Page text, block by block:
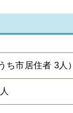
市居住者 3人）